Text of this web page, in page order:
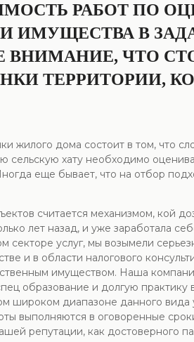
РАБОТ ПО
ИМУЩЕСТВА В
ВНИМАНИЕ, ЧТО
ТЕРРИТОРИИ,
дома состоит в том, что
сельскую хату необходимо
еще бывает, что на отбор
считается механизмом, кой
лет назад, и уже заработала
услуг, мы возымели
и в области налогового
имуществом. Наша
образование и долгую практику
широком диапазоне данного вида
выполняются в оговоренные
репутации, как достоверного